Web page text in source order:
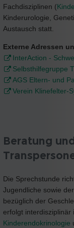
Fachdisziplinen (
Kinderurologie,
Austausch statt.
Externe Adressen
InterAction -
Selbsthilfegruppe
AGS Eltern- und
Verein Klinefelter-
Beratung
Die Sprechstunde
Jugendliche sowie
bezüglich der
erfolgt
Kinderendokrinologie